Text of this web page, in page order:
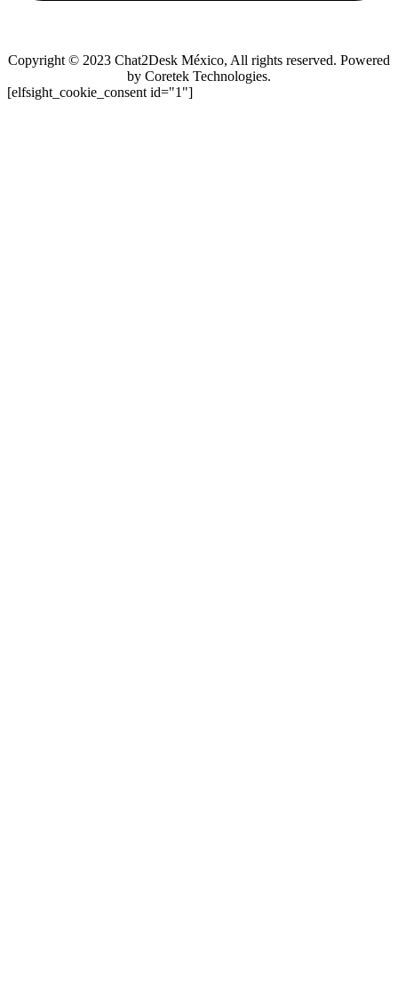
Copyright © 2023 Chat2Desk México, All rights reserved. Powered
by Coretek Technologies.
[elfsight_cookie_consent id="1"]